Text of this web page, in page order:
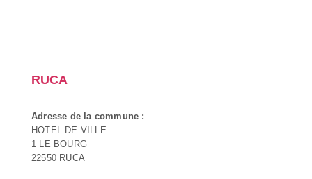
RUCA
Adresse de la commune :
HOTEL DE VILLE
1 LE BOURG
22550 RUCA